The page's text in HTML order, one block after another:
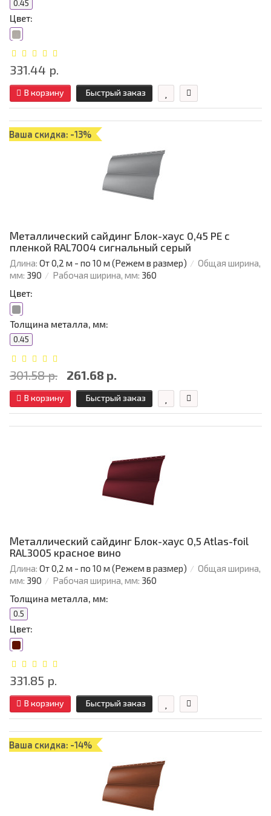
0.45
Цвет:
331.44 р.
В корзину Быстрый заказ
Ваша скидка: -13%
Металлический сайдинг Блок-хаус 0,45 PE с
пленкой RAL7004 сигнальный серый
Длина: От 0,2 м - по 10 м (Режем в размер)
Общая ширина,
мм: 390 Рабочая ширина, мм: 360
Цвет:
Толщина металла, мм:
0.45
301.58 р. 261.68 р.
В корзину Быстрый заказ
Металлический сайдинг Блок-хаус 0,5 Atlas-foil
RAL3005 красное вино
Длина: От 0,2 м - по 10 м (Режем в размер)
Общая ширина,
мм: 390 Рабочая ширина, мм: 360
Толщина металла, мм:
0.5
Цвет:
331.85 р.
В корзину Быстрый заказ
Ваша скидка: -14%